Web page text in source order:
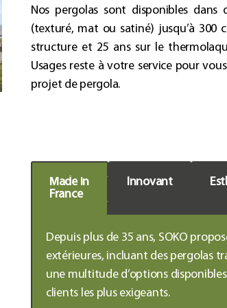
Nos pergolas sont disponibles dans
(texturé, mat ou satiné) jusqu’à 300
structure et 25 ans sur le
Usagesreste à votre service pour
projet de pergola.
Made in
France
Innovant
Depuis plus de 35 ans, SOKO
extérieures, incluant des pergolas
une multitude d’options
clients les plus exigeants.